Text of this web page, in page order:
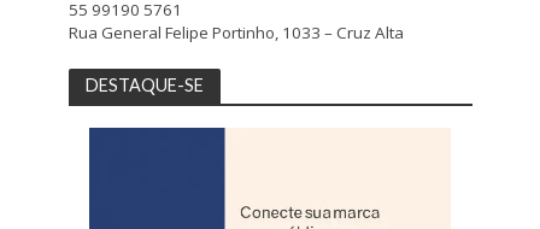
55 99190 5761
Rua General Felipe Portinho, 1033 – Cruz Alta
DESTAQUE-SE